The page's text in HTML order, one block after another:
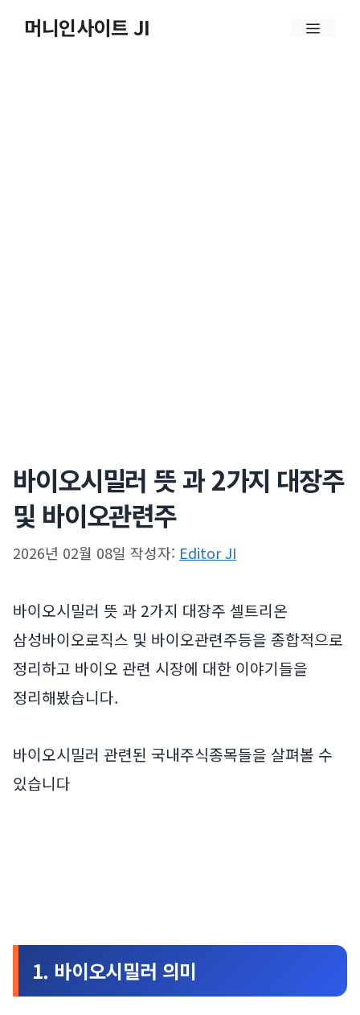
머니인사이트 JI
메
바이오시밀러 뜻 과 2가지 대장주
및 바이오관련주
2026년 02월 08일 작성자: Editor JI
바이오시밀러 뜻 과 2가지 대장주 셀트리온
삼성바이오로직스 및 바이오관련주등을 종합적으로
정리하고 바이오 관련 시장에 대한 이야기들을
정리해봤습니다.
바이오시밀러 관련된 국내주식종목들을 살펴볼 수
있습니다
1. 바이오시밀러 의미